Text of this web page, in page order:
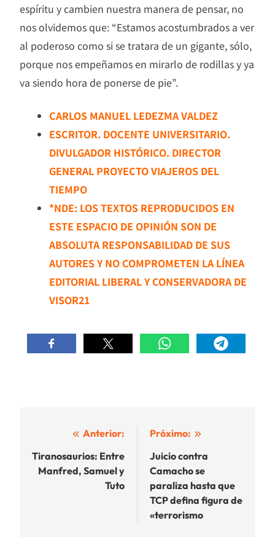
espíritu y cambien nuestra manera de pensar, no
nos olvidemos que: “Estamos acostumbrados a ver
al poderoso como si se tratara de un gigante, sólo,
porque nos empeñamos en mirarlo de rodillas y ya
va siendo hora de ponerse de pie”.
CARLOS MANUEL LEDEZMA VALDEZ
ESCRITOR. DOCENTE UNIVERSITARIO.
DIVULGADOR HISTÓRICO. DIRECTOR
GENERAL PROYECTO VIAJEROS DEL
TIEMPO
*NDE: LOS TEXTOS REPRODUCIDOS EN
ESTE ESPACIO DE OPINIÓN SON DE
ABSOLUTA RESPONSABILIDAD DE SUS
AUTORES Y NO COMPROMETEN LA LÍNEA
EDITORIAL LIBERAL Y CONSERVADORA DE
VISOR21
Navegación
de
entradas
Anterior:
Tiranosaurios: Entre
Manfred, Samuel y
Tuto
Próximo:
Juicio contra
Camacho se
paraliza hasta que
TCP defina figura de
«terrorismo